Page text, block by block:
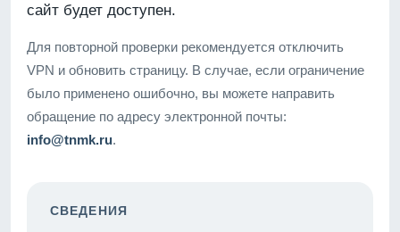
сайт будет доступен.
Для повторной проверки рекомендуется отключить
VPN и обновить страницу. В случае, если ограничение
было применено ошибочно, вы можете направить
обращение по адресу электронной почты:
info@tnmk.ru.
СВЕДЕНИЯ